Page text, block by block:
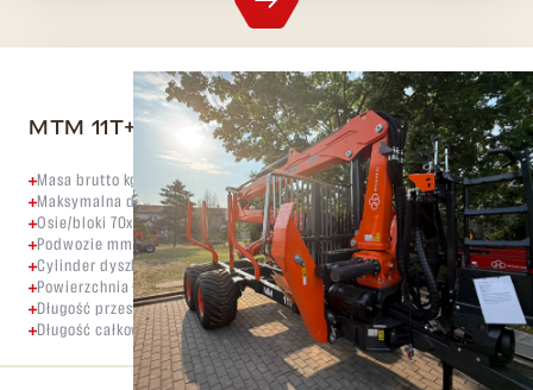
MTM 11T+ MTM 7300
Masa brutto kg 11000
Maksymalna dopuszczalna masa na osiach kg 9500
Osie/bloki 70x70-6
Podwozie mm 2x(200x100x6)
Cylinder dyszla szt. 2
Powierzchnia ładunkowa m2 2,35
Długość przestrzeni ładunkowej mm 4120
Długość całkowita mm 6750